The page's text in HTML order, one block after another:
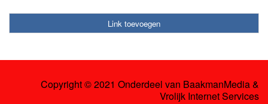
Link toevoegen
Copyright © 2021 Onderdeel van BaakmanMedia&
Vrolijk Internet Services